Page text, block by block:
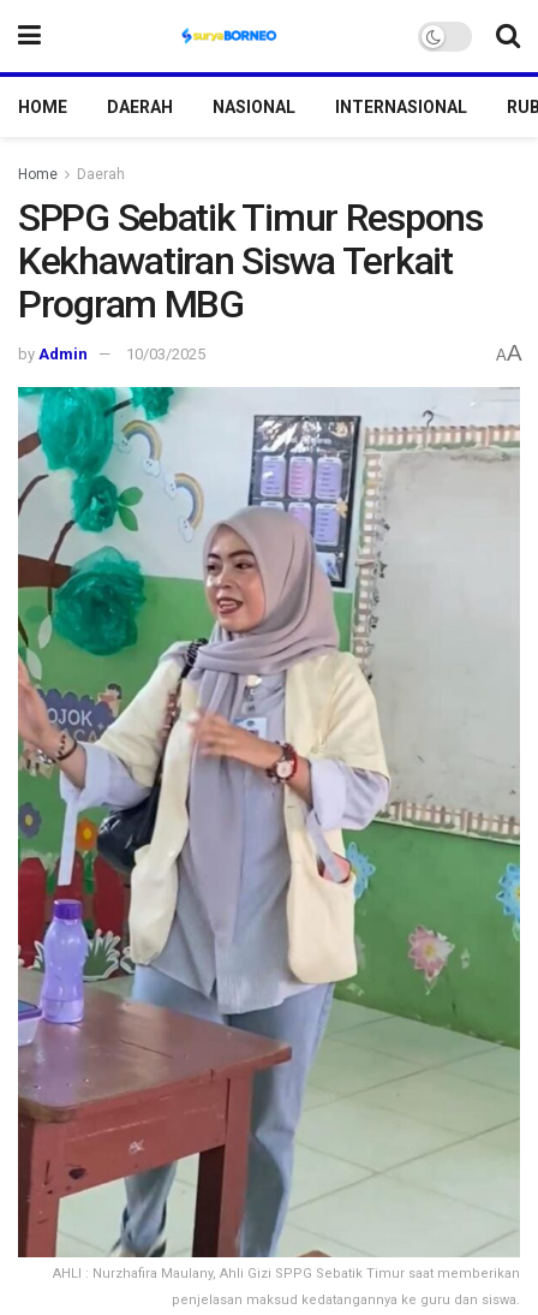
HOME DAERAH NASIONAL INTERNASIONAL
Home Daerah
SPPG Sebatik Timur Respons
Kekhawatiran Siswa Terkait
Program MBG
by Admin 10/03/2025 AA
AHLI : Nurzhafira Maulany, Ahli Gizi SPPG Sebatik Timur saat memberikan
penjelasan maksud kedatangannya ke guru dan siswa.